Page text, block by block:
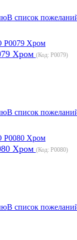
В список
Хром (Код: P0079)
В список
Хром (Код: P0080)
В список